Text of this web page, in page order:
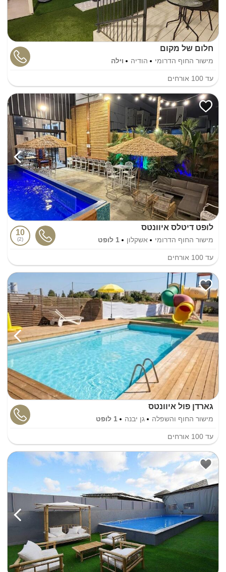
חלום של מקום
מישור החוף הדרומי הודיה וילה
עד 100 אורחים
לופט דיטלס איוונטס
מישור החוף הדרומי אשקלון 1 לופט
10
2
עד 100 אורחים
גארדן פול איוונטס
מישור החוף והשפלה גן יבנה 1 לופט
עד 100 אורחים